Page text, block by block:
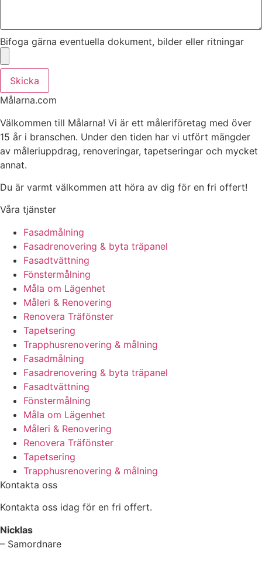
Bifoga gärna eventuella dokument, bilder eller ritningar
Skicka
Målarna.com
Välkommen till Målarna! Vi är ett måleriföretag med över
15 år i branschen. Under den tiden har vi utfört mängder
av måleriuppdrag, renoveringar, tapetseringar och mycket
annat.
Du är varmt välkommen att höra av dig för en fri offert!
Våra tjänster
Fasadmålning
Fasadrenovering & byta träpanel
Fasadtvättning
Fönstermålning
Måla om Lägenhet
Måleri & Renovering
Renovera Träfönster
Tapetsering
Trapphusrenovering & målning
Fasadmålning
Fasadrenovering & byta träpanel
Fasadtvättning
Fönstermålning
Måla om Lägenhet
Måleri & Renovering
Renovera Träfönster
Tapetsering
Trapphusrenovering & målning
Kontakta oss
Kontakta oss idag för en fri offert.
Nicklas
– Samordnare